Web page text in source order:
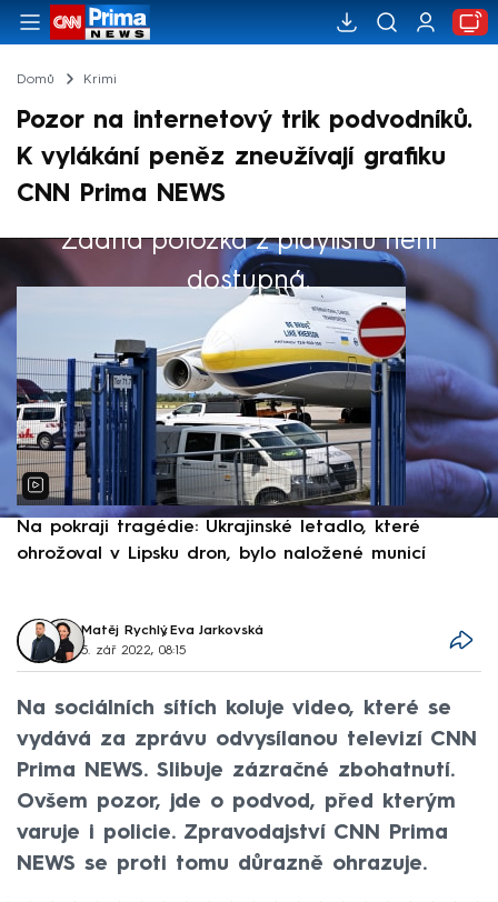
Domů Krimi
Pozor na internetový trik podvodníků.
K vylákání peněz zneužívají grafiku
CNN Prima NEWS
Žádná položka z playlistu není
dostupná.
Výběr redakce
Na pokraji tragédie: Ukrajinské letadlo, které
ohrožoval v Lipsku dron, bylo naložené municí
Matěj Rychlý, Eva Jarkovská
5. zář 2022, 08:15
Na sociálních sítích koluje video, které se
vydává za zprávu odvysílanou televizí CNN
Prima NEWS. Slibuje zázračné zbohatnutí.
Ovšem pozor, jde o podvod, před kterým
varuje i policie. Zpravodajství CNN Prima
NEWS se proti tomu důrazně ohrazuje.